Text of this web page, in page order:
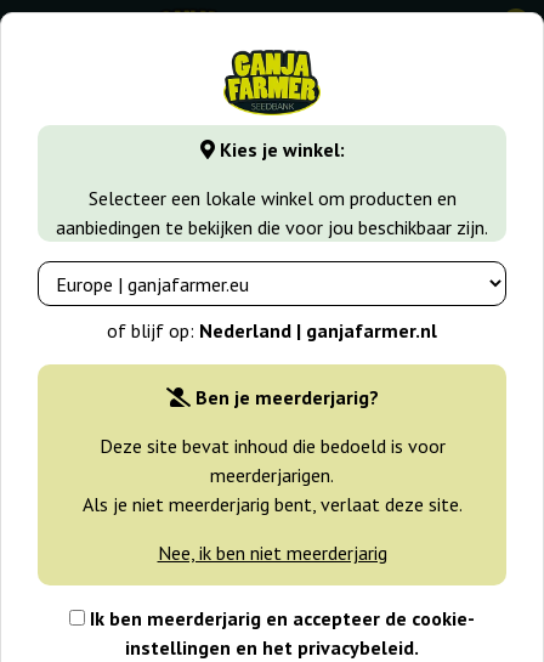
Kies je winkel:
Selecteer een lokale winkel om producten en
aanbiedingen te bekijken die voor jou beschikbaar zijn.
of blijf op: Nederland | ganjafarmer.nl
Ben je meerderjarig?
Deze site bevat inhoud die bedoeld is voor
meerderjarigen.
Als je niet meerderjarig bent, verlaat deze site.
Nee, ik ben niet meerderjarig
Ik ben meerderjarig en accepteer de cookie-
instellingen en het privacybeleid.
0
GanjaFarmer.nl Wiet soorten Do Si Dos
Do Si Dos Wietzaden
Filters Sorteren